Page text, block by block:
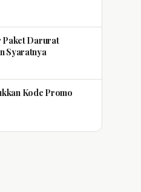
Paket Darurat
Syaratnya
Kode Promo